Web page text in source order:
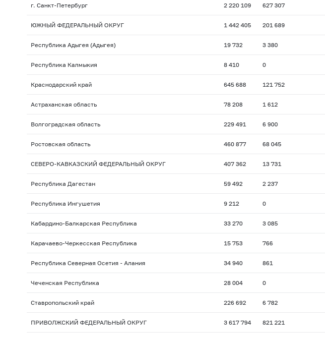
г. Санкт-Петербург 2 220 109 627 307
ЮЖНЫЙ ФЕДЕРАЛЬНЫЙ ОКРУГ 1 442 405 201 689
Республика Адыгея (Адыгея) 19 732 3 380
Республика Калмыкия 8 410 0
Краснодарский край 645 688 121 752
Астраханская область 78 208 1 612
Волгоградская область 229 491 6 900
Ростовская область 460 877 68 045
СЕВЕРО-КАВКАЗСКИЙ ФЕДЕРАЛЬНЫЙ ОКРУГ 407 362 13 731
Республика Дагестан 59 492 2 237
Республика Ингушетия 9 212 0
Кабардино-Балкарская Республика 33 270 3 085
Карачаево-Черкесская Республика 15 753 766
Республика Северная Осетия - Алания 34 940 861
Чеченская Республика 28 004 0
Ставропольский край 226 692 6 782
ПРИВОЛЖСКИЙ ФЕДЕРАЛЬНЫЙ ОКРУГ 3 617 794 821 221